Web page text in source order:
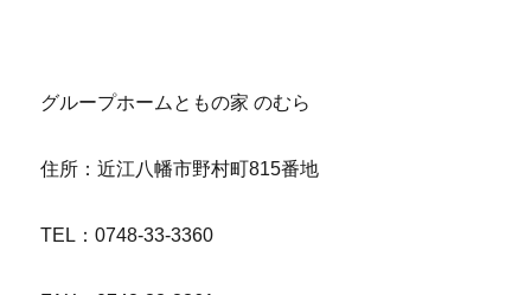
グループホームともの家 のむら
住所：近江八幡市野村町815番地
TEL：0748-33-3360